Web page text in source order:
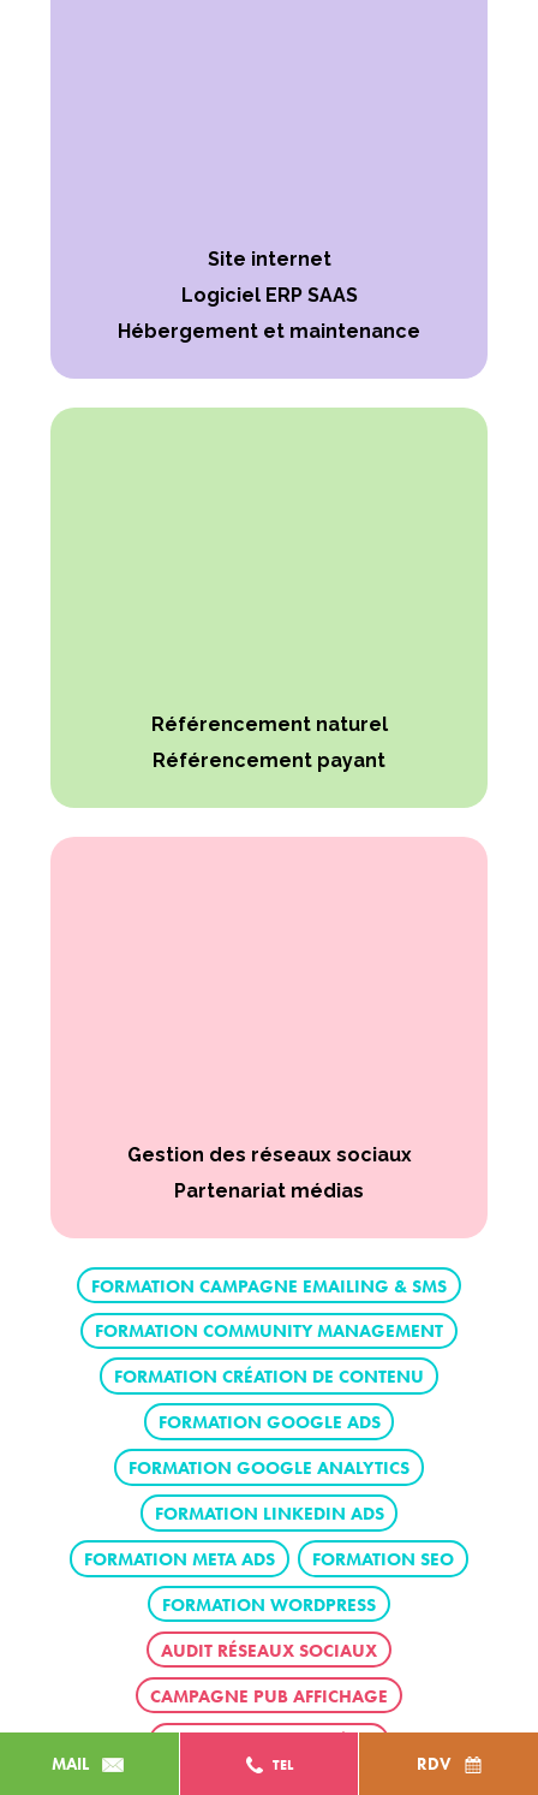
MAIL TEL RDV
Site internet
Logiciel ERP SAAS
Hébergement et maintenance
Référencement naturel
Référencement payant
Gestion des réseaux sociaux
Partenariat médias
FORMATION CAMPAGNE EMAILING & SMS
FORMATION COMMUNITY MANAGEMENT
FORMATION CRÉATION DE CONTENU
FORMATION GOOGLE ADS
FORMATION GOOGLE ANALYTICS
FORMATION LINKEDIN ADS
FORMATION META ADS FORMATION SEO
FORMATION WORDPRESS
AUDIT RÉSEAUX SOCIAUX
CAMPAGNE PUB AFFICHAGE